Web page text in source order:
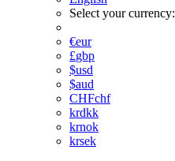
Select your currency:
€eur
£gbp
$usd
$aud
CHFchf
krdkk
krnok
krsek